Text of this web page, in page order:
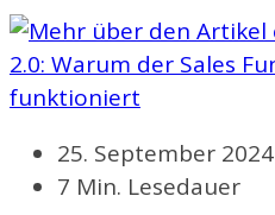
Beitrag
veröffentlicht:
25. September 2024
Lesedauer:
7 Min. Lesedauer